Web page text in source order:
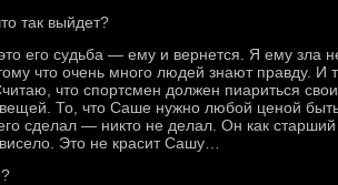
так выйдет?
его судьба — ему и вернется. Я ему зла
что очень много людей знают правду. И
что спортсмен должен пиариться
вещей. То, что Саше нужно любой ценой
сделал — никто не делал. Он как старший
Это не красит Сашу…